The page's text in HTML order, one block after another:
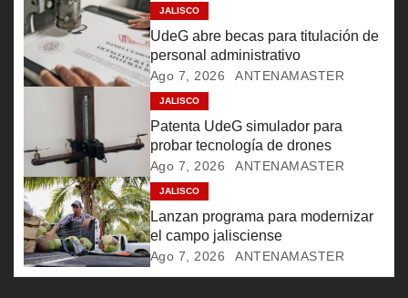
ó
n
d
e
n
t
r
JALISCO
UdeG abre becas para titulación de
personal administrativo
Ago 7, 2026 ANTENAMASTER
JALISCO
Patenta UdeG simulador para
probar tecnología de drones
Ago 7, 2026 ANTENAMASTER
JALISCO
Lanzan programa para modernizar
el campo jalisciense
Ago 7, 2026 ANTENAMASTER